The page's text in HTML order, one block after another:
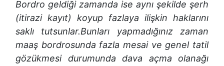
Bordro geldiği zamanda ise aynı şekilde şerh
(itirazi kayıt) koyup fazlaya ilişkin haklarını
saklı tutsunlar.Bunları yapmadığınız zaman
maaş bordrosunda fazla mesai ve genel tatil
gözükmesi durumunda dava açma olanağı